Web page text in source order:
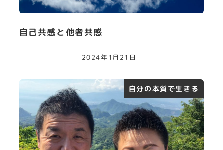
自己共感と他者共感
2024年1月21日
自分の本質で生きる